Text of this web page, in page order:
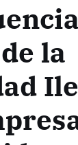
la